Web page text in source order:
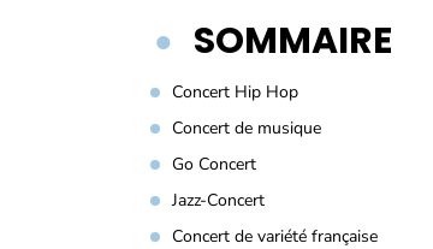
SOMMAIRE
Concert Hip Hop
Concert de musique
Go Concert
Jazz-Concert
Concert de variété française